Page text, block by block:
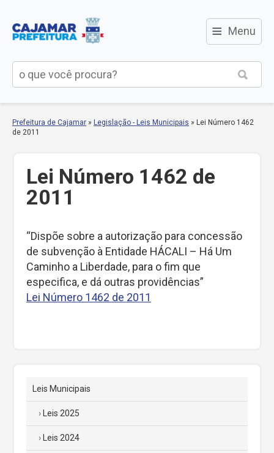
≡ Menu
Prefeitura de Cajamar » Legislação - Leis Municipais » Lei Número 1462
de 2011
Lei Número 1462 de
2011
“Dispõe sobre a autorização para concessão
de subvenção à Entidade HÁCALI – Há Um
Caminho a Liberdade, para o fim que
especifica, e dá outras providências”
Lei Número 1462 de 2011
Leis Municipais
Leis 2025
Leis 2024